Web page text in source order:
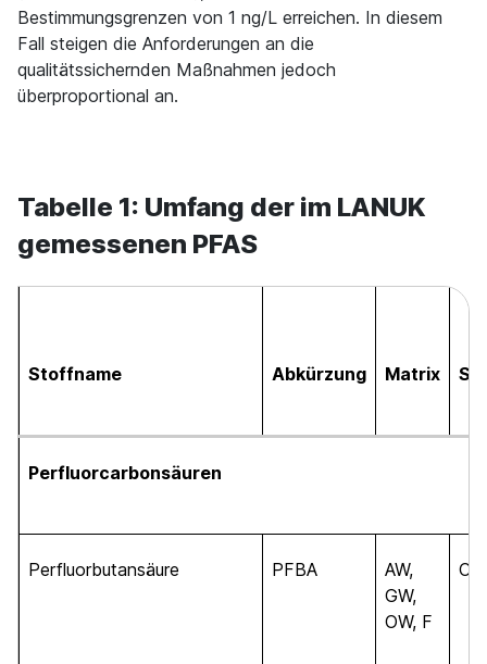
Bestimmungsgrenzen von 1 ng/L erreichen. In diesem
Fall steigen die Anforderungen an die
qualitätssichernden Maßnahmen jedoch
überproportional an.
Tabelle 1: Umfang der im LANUK
gemessenen PFAS
Stoffname Abkürzung Matrix
Perfluorcarbonsäuren
Perfluorbutansäure PFBA
AW,
GW,
OW, F
C